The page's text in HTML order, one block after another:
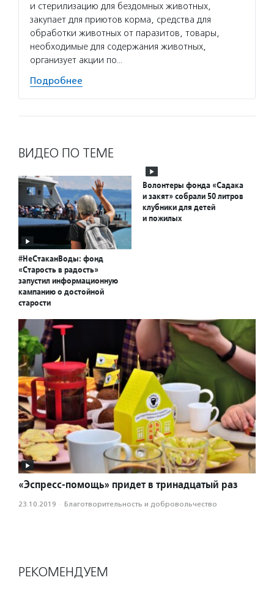
и стерилизацию для бездомных животных,
закупает для приютов корма, средства для
обработки животных от паразитов, товары,
необходимые для содержания животных,
организует акции по…
Подробнее
ВИДЕО ПО ТЕМЕ
#НеСтаканВоды: фонд
«Старость в радость»
запустил информационную
кампанию о достойной
старости
Волонтеры фонда «Садака
и закят» собрали 50 литров
клубники для детей
и пожилых
«Эспресс-помощь» придет в тринадцатый раз
23.10.2019 · Благотвори­тель­ность и доброволь­чест­во
РЕКОМЕНДУЕМ